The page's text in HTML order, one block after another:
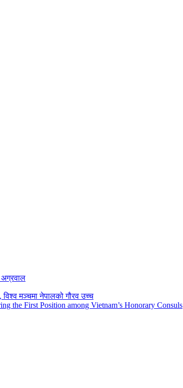
अग्रवाल
मञ्चमा नेपालको गौरव उच्च
the First Position among Vietnam’s Honorary Consuls